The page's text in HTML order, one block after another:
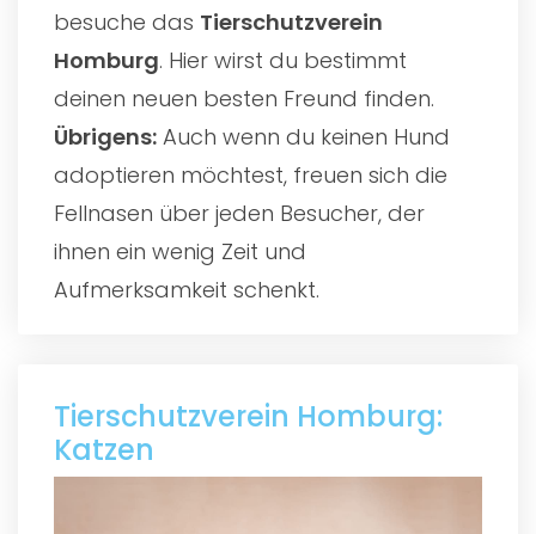
besuche das Tierschutzverein
Homburg. Hier wirst du bestimmt
deinen neuen besten Freund finden.
Übrigens: Auch wenn du keinen Hund
adoptieren möchtest, freuen sich die
Fellnasen über jeden Besucher, der
ihnen ein wenig Zeit und
Aufmerksamkeit schenkt.
Tierschutzverein Homburg:
Katzen